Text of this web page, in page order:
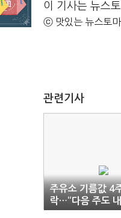
이 기사는 뉴스
ⓒ 맛있는 뉴스토마
관련기사
주유소 기름값 4
락…“다음 주도 내
예상”